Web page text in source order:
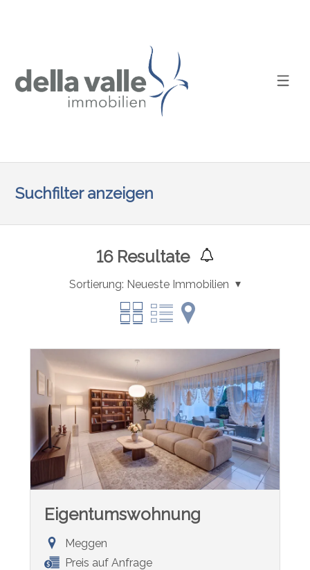
Suchfilter anzeigen
16Resultate
Sortierung: Neueste Immobilien
Eigentumswohnung
Meggen
Preis auf Anfrage